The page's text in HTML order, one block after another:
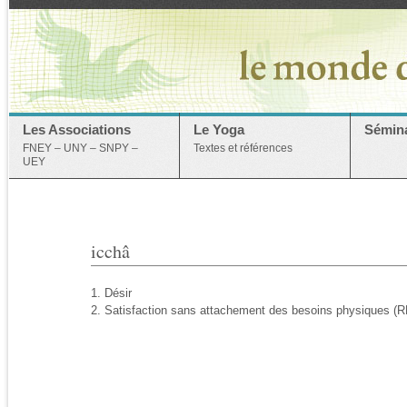
Les Associations
FNEY – UNY – SNPY –
UEY
Le Yoga
Textes et références
icchâ
1. Désir
2. Satisfaction sans attachement des besoins physiques